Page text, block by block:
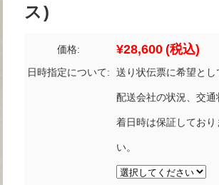
ス)
価格: ¥28,600 (税込)
日時指定について: 送り状伝票に希望と
配送会社の状況、交
着日時は保証してお
い。